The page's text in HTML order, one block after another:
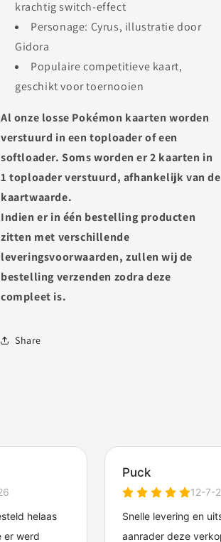
krachtig switch-effect
Personage: Cyrus, illustratie door
Gidora
Populaire competitieve kaart,
geschikt voor toernooien
Al onze losse Pokémon kaarten worden
verstuurd in een toploader of een
softloader. Soms worden er 2 kaarten in
1 toploader verstuurd, afhankelijk van de
kaartwaarde.
Indien er in één bestelling producten
zitten met verschillende
leveringsvoorwaarden, zullen wij de
bestelling verzenden zodra deze
compleet is.
Share